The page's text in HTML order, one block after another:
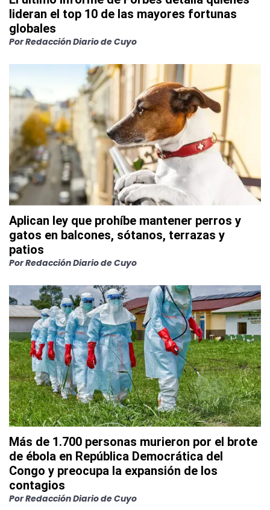
lideran el top 10 de las mayores fortunas
globales
PorRedacción Diario de Cuyo
Aplican ley que prohíbe mantener perros y
gatos en balcones, sótanos, terrazas y
patios
PorRedacción Diario de Cuyo
Más de 1.700 personas murieron por el brote
de ébola en República Democrática del
Congo y preocupa la expansión de los
contagios
PorRedacción Diario de Cuyo